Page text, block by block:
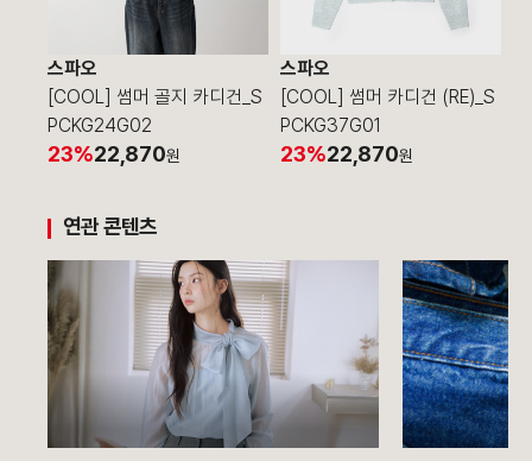
스파오
[COOL] 썸머 골지 카디건_S
PCKG24G02
23%22,870원
스파오
[COOL] 썸머 카디건 (RE)_S
PCKG37G01
23%22,870원
연관 콘텐츠